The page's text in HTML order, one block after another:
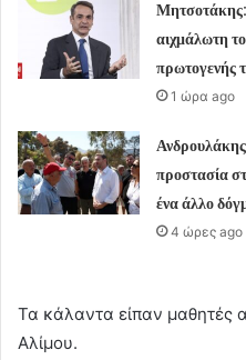
Μητσοτάκης:
αιχμάλωτη
πρωτογενής
1 ώρα ago
προστασία
ένα άλλο
4 ώρες ago
Τα κάλαντα είπαν μαθητές
Αλίμου.